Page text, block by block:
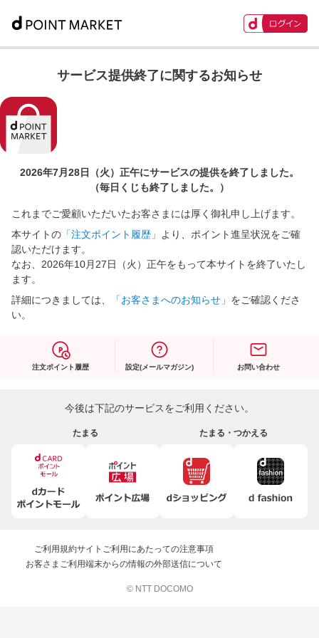
サービス提供終了に関するお知らせ
2026年7月28日（火）正午にサービスの提供を終了しました。
（毎日くじも終了しました。）
これまでご愛顧いただいたお客さまには厚く御礼申し上げます。
本サイトの 「注文ポイント履歴」
より、ポイント進呈状況をご確
認いただけます。
なお、2026年10月27日（火）正午をもって本サイトを終了いたし
ます。
詳細につきましては、
「お客さまへのお知らせ」 をご確認くださ
い。
注文ポイント履歴 設定(メールマガジン) お問い合わせ
今後は下記のサービスをご利用ください。
たまる たまる・つかえる
ご利用規約サイトご利用にあたっての注意事項
お客さまご利用端末からの情報の外部送信について
© NTT DOCOMO